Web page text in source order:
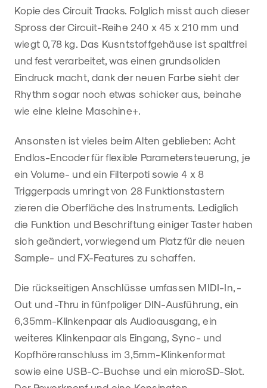
Kopie des Circuit Tracks. Folglich misst auch dieser
Spross der Circuit-Reihe 240 x 45 x 210 mm und
wiegt 0,78 kg. Das Kusntstoffgehäuse ist spaltfrei
und fest verarbeitet, was einen grundsoliden
Eindruck macht, dank der neuen Farbe sieht der
Rhythm sogar noch etwas schicker aus, beinahe
wie eine kleine Maschine+.
Ansonsten ist vieles beim Alten geblieben: Acht
Endlos-Encoder für flexible Parametersteuerung, je
ein Volume- und ein Filterpoti sowie 4 x 8
Triggerpads umringt von 28 Funktionstastern
zieren die Oberfläche des Instruments. Lediglich
die Funktion und Beschriftung einiger Taster haben
sich geändert, vorwiegend um Platz für die neuen
Sample- und FX-Features zu schaffen.
Die rückseitigen Anschlüsse umfassen MIDI-In, -
Out und -Thru in fünfpoliger DIN-Ausführung, ein
6,35mm-Klinkenpaar als Audioausgang, ein
weiteres Klinkenpaar als Eingang, Sync- und
Kopfhöreranschluss im 3,5mm-Klinkenformat
sowie eine USB-C-Buchse und ein microSD-Slot.